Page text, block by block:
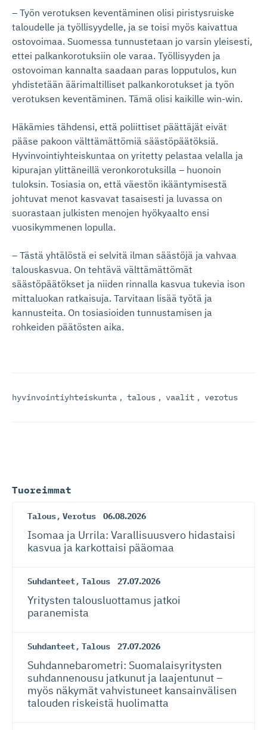
– Työn verotuksen keventäminen olisi piristysruiske
taloudelle ja työllisyydelle, ja se toisi myös kaivattua
ostovoimaa. Suomessa tunnustetaan jo varsin yleisesti,
ettei palkankorotuksiin ole varaa. Työllisyyden ja
ostovoiman kannalta saadaan paras lopputulos, kun
yhdistetään äärimaltilliset palkankorotukset ja työn
verotuksen keventäminen. Tämä olisi kaikille win-win.
Häkämies tähdensi, että poliittiset päättäjät eivät
pääse pakoon välttämättömiä säästöpäätöksiä.
Hyvinvointiyhteiskuntaa on yritetty pelastaa velalla ja
kipurajan ylittäneillä veronkorotuksilla – huonoin
tuloksin. Tosiasia on, että väestön ikääntymisestä
johtuvat menot kasvavat tasaisesti ja luvassa on
suorastaan julkisten menojen hyökyaalto ensi
vuosikymmenen lopulla.
– Tästä yhtälöstä ei selvitä ilman säästöjä ja vahvaa
talouskasvua. On tehtävä välttämättömät
säästöpäätökset ja niiden rinnalla kasvua tukevia ison
mittaluokan ratkaisuja. Tarvitaan lisää työtä ja
kannusteita. On tosiasioiden tunnustamisen ja
rohkeiden päätösten aika.
hyvinvointiyhteiskunta , talous , vaalit , verotus
Tuoreimmat
Talous, Verotus 06.08.2026
Isomaa ja Urrila: Varallisuusvero hidastaisi
kasvua ja karkottaisi pääomaa
Suhdanteet, Talous 27.07.2026
Yritysten talousluottamus jatkoi
paranemista
Suhdanteet, Talous 27.07.2026
Suhdanneba­ro­metri: Suomalaisy­ri­tysten
suhdannenousu jatkunut ja laajentunut –
myös näkymät vahvistuneet kansainvälisen
talouden riskeistä huolimatta